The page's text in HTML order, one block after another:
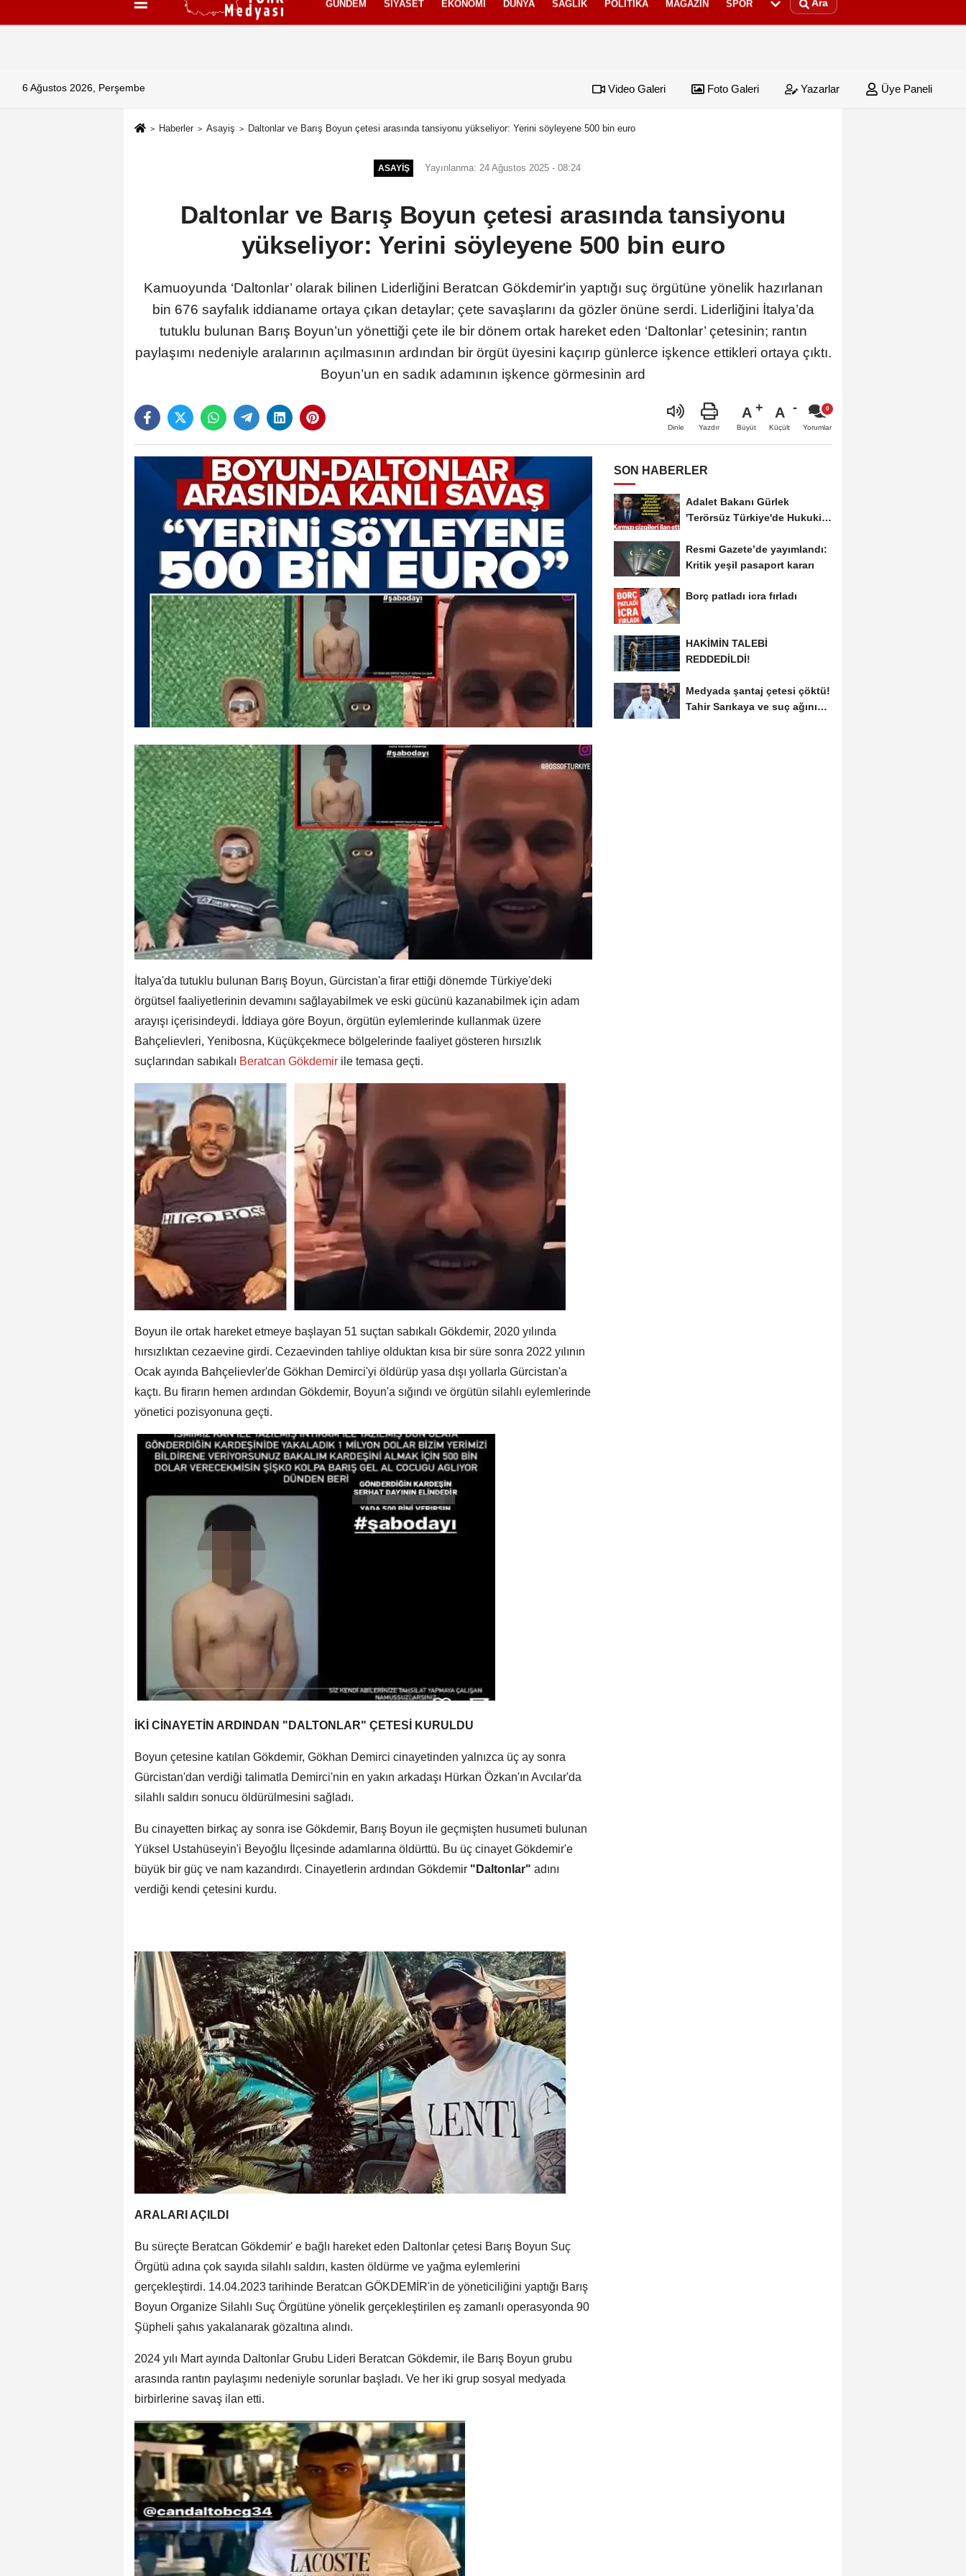
İletişim Çerez Politikası
GÜNDEM SIYASET EKONOMI DÜNYA SAĞLIK POLITIKA MAGAZIN SPOR Ara
6 Ağustos 2026, Perşembe Video Galeri Foto Galeri Yazarlar Üye Paneli
Haberler Asayiş Daltonlar ve Barış Boyun çetesi arasında tansiyonu yükseliyor: Yerini söyleyene 500 bin euro
ASAYIŞ Yayınlanma: 24 Ağustos 2025 - 08:24
Daltonlar ve Barış Boyun çetesi arasında tansiyonu
yükseliyor: Yerini söyleyene 500 bin euro
Kamuoyunda ‘Daltonlar’ olarak bilinen Liderliğini Beratcan Gökdemir'in yaptığı suç örgütüne yönelik hazırlanan
bin 676 sayfalık iddianame ortaya çıkan detaylar; çete savaşlarını da gözler önüne serdi. Liderliğini İtalya’da
tutuklu bulunan Barış Boyun’un yönettiği çete ile bir dönem ortak hareket eden ‘Daltonlar’ çetesinin; rantın
paylaşımı nedeniyle aralarının açılmasının ardından bir örgüt üyesini kaçırıp günlerce işkence ettikleri ortaya çıktı.
Boyun’un en sadık adamının işkence görmesinin ard
Dinle Yazdır
A
Büyüt
A
Küçült Yorumlar
İtalya'da tutuklu bulunan Barış Boyun, Gürcistan'a firar ettiği dönemde Türkiye'deki
örgütsel faaliyetlerinin devamını sağlayabilmek ve eski gücünü kazanabilmek için adam
arayışı içerisindeydi. İddiaya göre Boyun, örgütün eylemlerinde kullanmak üzere
Bahçelievleri, Yenibosna, Küçükçekmece bölgelerinde faaliyet gösteren hırsızlık
suçlarından sabıkalı Beratcan Gökdemir ile temasa geçti.
Boyun ile ortak hareket etmeye başlayan 51 suçtan sabıkalı Gökdemir, 2020 yılında
hırsızlıktan cezaevine girdi. Cezaevinden tahliye olduktan kısa bir süre sonra 2022 yılının
Ocak ayında Bahçelievler'de Gökhan Demirci'yi öldürüp yasa dışı yollarla Gürcistan'a
kaçtı. Bu firarın hemen ardından Gökdemir, Boyun'a sığındı ve örgütün silahlı eylemlerinde
yönetici pozisyonuna geçti.
İKİ CİNAYETİN ARDINDAN "DALTONLAR" ÇETESİ KURULDU
Boyun çetesine katılan Gökdemir, Gökhan Demirci cinayetinden yalnızca üç ay sonra
Gürcistan'dan verdiği talimatla Demirci'nin en yakın arkadaşı Hürkan Özkan'ın Avcılar'da
silahlı saldırı sonucu öldürülmesini sağladı.
Bu cinayetten birkaç ay sonra ise Gökdemir, Barış Boyun ile geçmişten husumeti bulunan
Yüksel Ustahüseyin'i Beyoğlu İlçesinde adamlarına öldürttü. Bu üç cinayet Gökdemir'e
büyük bir güç ve nam kazandırdı. Cinayetlerin ardından Gökdemir "Daltonlar" adını
verdiği kendi çetesini kurdu.
ARALARI AÇILDI
Bu süreçte Beratcan Gökdemir' e bağlı hareket eden Daltonlar çetesi Barış Boyun Suç
Örgütü adına çok sayıda silahlı saldırı, kasten öldürme ve yağma eylemlerini
gerçekleştirdi. 14.04.2023 tarihinde Beratcan GÖKDEMİR'in de yöneticiliğini yaptığı Barış
Boyun Organize Silahlı Suç Örgütüne yönelik gerçekleştirilen eş zamanlı operasyonda 90
Şüpheli şahıs yakalanarak gözaltına alındı.
2024 yılı Mart ayında Daltonlar Grubu Lideri Beratcan Gökdemir, ile Barış Boyun grubu
arasında rantın paylaşımı nedeniyle sorunlar başladı. Ve her iki grup sosyal medyada
birbirlerine savaş ilan etti.
SON HABERLER
Adalet Bakanı Gürlek
'Terörsüz Türkiye'de Hukuki
Resmi Gazete’de yayımlandı:
Kritik yeşil pasaport kararı
Borç patladı icra fırladı
HAKİMİN TALEBİ
REDDEDİLDİ!
Medyada şantaj çetesi çöktü!
Tahir Sarıkaya ve suç ağının